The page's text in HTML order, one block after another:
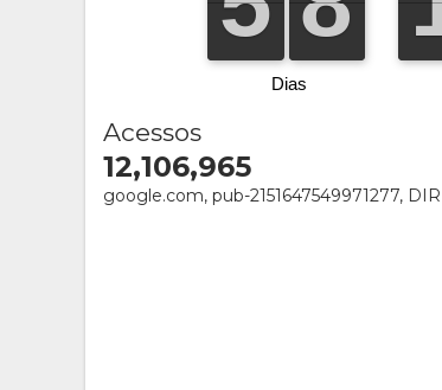
Acessos
12,106,965
google.com, pub-2151647549971277,